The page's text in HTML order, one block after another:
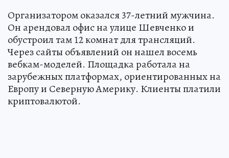
Организатором оказался 37-летний мужчина.
Он арендовал офис на улице Шевченко и
обустроил там 12 комнат для трансляций.
Через сайты объявлений он нашел восемь
вебкам-моделей. Площадка работала на
зарубежных платформах, ориентированных на
Европу и Северную Америку. Клиенты платили
криптовалютой.